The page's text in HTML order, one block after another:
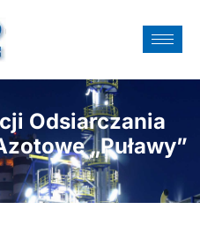
Odsiarczania
„Puławy”